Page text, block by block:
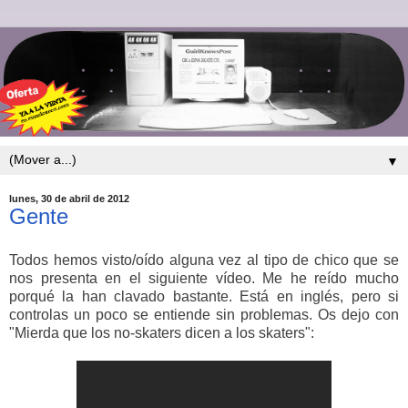
▼
lunes, 30 de abril de 2012
Gente
Todos hemos visto/oído alguna vez al tipo de chico que se
nos presenta en el siguiente vídeo. Me he reído mucho
porqué la han clavado bastante. Está en inglés, pero si
controlas un poco se entiende sin problemas. Os dejo con
"Mierda que los no-skaters dicen a los skaters":